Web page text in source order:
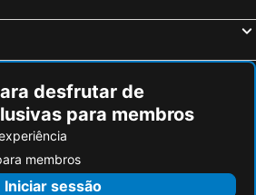
desfrutar de
para membros
membros
Iniciar sessão